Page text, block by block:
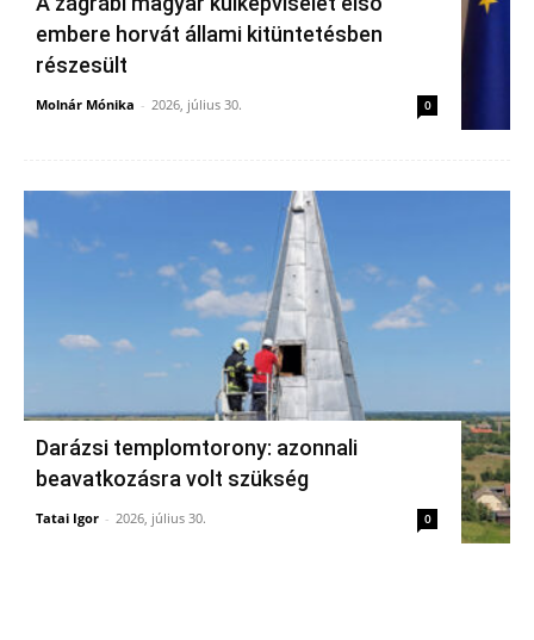
embere horvát állami kitüntetésben
részesült
Molnár Mónika - 2026, július 30. 0
Darázsi templomtorony: azonnali
beavatkozásra volt szükség
Tatai Igor - 2026, július 30. 0